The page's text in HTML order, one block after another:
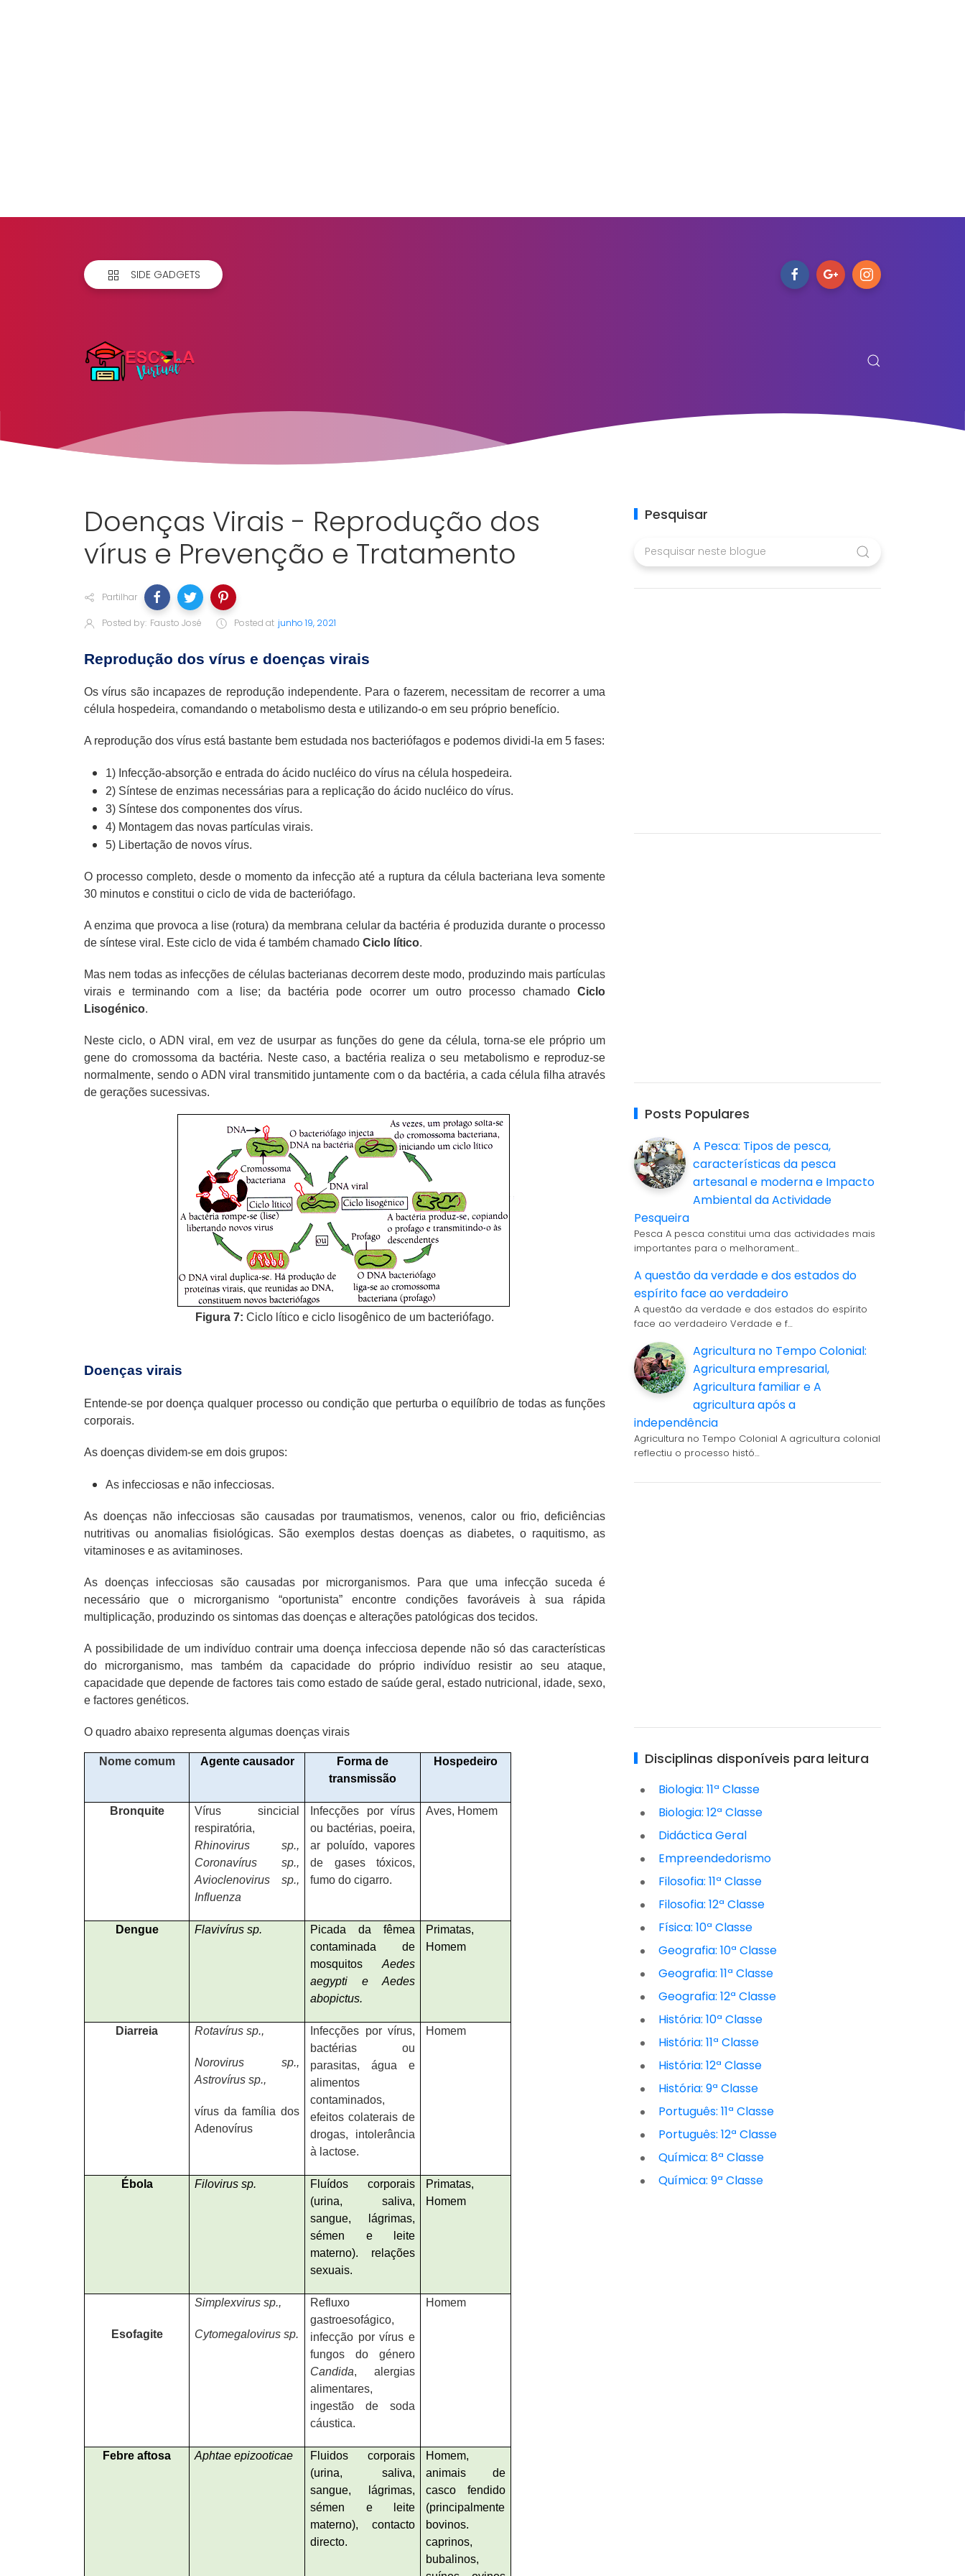
SIDE GADGETS
Doenças Virais - Reprodução dos
vírus e Prevenção e Tratamento
Partilhar
Posted by: Fausto José Posted at junho 19, 2021
Reprodução dos vírus e doenças virais
Os vírus são incapazes de reprodução independente. Para o fazerem, necessitam de recorrer a uma
célula hospedeira, comandando o metabolismo desta e utilizando-o em seu próprio benefício.
A reprodução dos vírus está bastante bem estudada nos bacteriófagos e podemos dividi-la em 5 fases:
1) Infecção-absorção e entrada do ácido nucléico do vírus na célula hospedeira.
2) Síntese de enzimas necessárias para a replicação do ácido nucléico do vírus.
3) Síntese dos componentes dos vírus.
4) Montagem das novas partículas virais.
5) Libertação de novos vírus.
O processo completo, desde o momento da infecção até a ruptura da célula bacteriana leva somente
30 minutos e constitui o ciclo de vida de bacteriófago.
A enzima que provoca a lise (rotura) da membrana celular da bactéria é produzida durante o processo
de síntese viral. Este ciclo de vida é também chamado Ciclo lítico.
Mas nem todas as infecções de células bacterianas decorrem deste modo, produzindo mais partículas
virais e terminando com a lise; da bactéria pode ocorrer um outro processo chamadoCiclo
Lisogénico.
Neste ciclo, o ADN viral, em vez de usurpar as funções do gene da célula, torna-se ele próprio um
gene do cromossoma da bactéria. Neste caso, a bactéria realiza o seu metabolismo e reproduz-se
normalmente, sendo o ADN viral transmitido juntamente com o da bactéria, a cada célula filha através
de gerações sucessivas.
Figura 7:Ciclo lítico e ciclo lisogênico de um bacteriófago.
Doenças virais
Entende-se por doença qualquer processo ou condição que perturba o equilíbrio de todas as funções
corporais.
As doenças dividem-se em dois grupos:
As infecciosas e não infecciosas.
As doenças não infecciosas são causadas por traumatismos, venenos, calor ou frio, deficiências
nutritivas ou anomalias fisiológicas. São exemplos destas doenças as diabetes, o raquitismo, as
vitaminoses e as avitaminoses.
As doenças infecciosas são causadas por microrganismos. Para que uma infecção suceda é
necessário que o microrganismo “oportunista” encontre condições favoráveis à sua rápida
multiplicação, produzindo os sintomas das doenças e alterações patológicas dos tecidos.
A possibilidade de um indivíduo contrair uma doença infecciosa depende não só das características
do microrganismo, mas também da capacidade do próprio indivíduo resistir ao seu ataque,
capacidade que depende de factores tais como estado de saúde geral, estado nutricional, idade, sexo,
e factores genéticos.
O quadro abaixo representa algumas doenças virais
Nome comum Agente causador
Forma de
transmissão
Hospedeiro
Bronquite
Vírus sincicial
respiratória,
Rhinovirus sp.,
Coronavírus sp.,
Avioclenovirus sp.,
Influenza
Infecções por vírus
ou bactérias, poeira,
ar poluído, vapores
de gases tóxicos,
fumo do cigarro.
Aves, Homem
Dengue Flavivírus sp.
Picada da fêmea
contaminada de
mosquitos Aedes
aegypti e Aedes
abopictus.
Primatas,
Homem
Diarreia Rotavírus sp.,
Norovirus sp.,
Astrovírus sp.,
vírus da família dos
Adenovírus
Infecções por vírus,
bactérias ou
parasitas, água e
alimentos
contaminados,
efeitos colaterais de
drogas, intolerância
à lactose.
Homem
Ébola Filovirus sp.
Fluídos corporais
(urina, saliva,
sangue, lágrimas,
sémen e leite
materno). relações
sexuais.
Primatas,
Homem
Esofagite
Simplexvirus sp.,
Cytomegalovirus sp.
Refluxo
gastroesofágico,
infecção por vírus e
fungos do género
Candida, alergias
alimentares,
ingestão de soda
cáustica.
Homem
Febre aftosa Aphtae epizooticae
Fluidos corporais
(urina, saliva,
sangue, lágrimas,
sémen e leite
materno), contacto
directo.
Homem,
animais de
casco fendido
(principalmente
bovinos.
caprinos,
bubalinos,
Pesquisar
Posts Populares
A Pesca: Tipos de pesca,
características da pesca
artesanal e moderna e Impacto
Ambiental da Actividade
Pesqueira
Pesca A pesca constitui uma das actividades mais
importantes para o melhorament…
A questão da verdade e dos estados do
espírito face ao verdadeiro
A questão da verdade e dos estados do espírito
face ao verdadeiro Verdade e f…
Agricultura no Tempo Colonial:
Agricultura empresarial,
Agricultura familiar e A
agricultura após a
independência
Agricultura no Tempo Colonial A agricultura colonial
reflectiu o processo histó…
Disciplinas disponíveis para leitura
Biologia: 11ª Classe
Biologia: 12ª Classe
Didáctica Geral
Empreendedorismo
Filosofia: 11ª Classe
Filosofia: 12ª Classe
Física: 10ª Classe
Geografia: 10ª Classe
Geografia: 11ª Classe
Geografia: 12ª Classe
História: 10ª Classe
História: 11ª Classe
História: 12ª Classe
História: 9ª Classe
Português: 11ª Classe
Português: 12ª Classe
Química: 8ª Classe
Química: 9ª Classe